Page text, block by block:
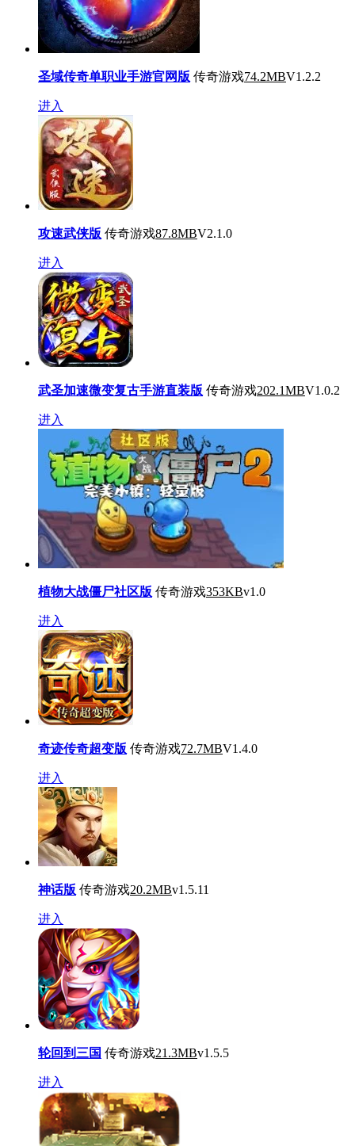
圣域传奇单职业手游官网版 传奇游戏74.2MBV1.2.2
进入
攻速武侠版 传奇游戏87.8MBV2.1.0
进入
武圣加速微变复古手游直装版 传奇游戏202.1MBV1.0.2
进入
植物大战僵尸社区版 传奇游戏353KBv1.0
进入
奇迹传奇超变版 传奇游戏72.7MBV1.4.0
进入
神话版 传奇游戏20.2MBv1.5.11
进入
轮回到三国 传奇游戏21.3MBv1.5.5
进入